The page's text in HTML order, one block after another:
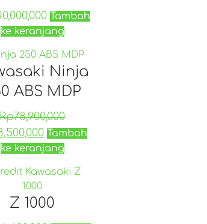
Tambah
ke keranjang
Ninja
ABS MDP
Rp78,900,000
Tambah
ke keranjang
Z 1000